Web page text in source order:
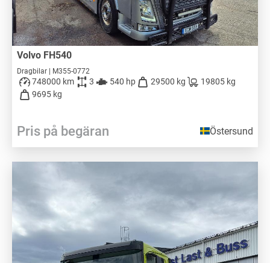
Volvo FH540
Dragbilar | M355-0772
748000 km 3 540 hp 29500 kg
19805 kg
9695 kg
Pris på begäran Östersund